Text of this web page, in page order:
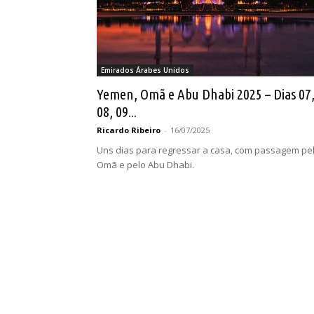
Emirados Árabes Unidos
Yemen, Omã e Abu Dhabi 2025 – Dias 07,
08, 09...
Ricardo Ribeiro - 16/07/2025
Uns dias para regressar a casa, com passagem
Omã e pelo Abu Dhabi.